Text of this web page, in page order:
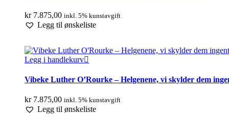
kr7.875,00 inkl. 5% kunstavgift
Legg til ønskeliste
Legg i handlekurv
Vibeke Luther O’Rourke – Helgenene, vi skylder dem
kr7.875,00 inkl. 5% kunstavgift
Legg til ønskeliste